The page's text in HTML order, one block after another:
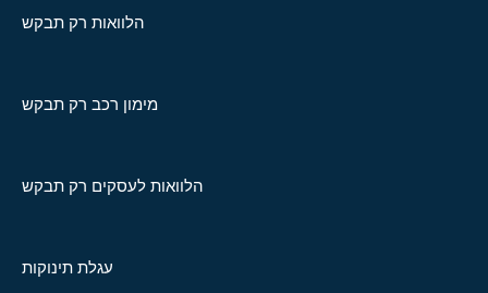
הלוואות רק תבקש
מימון רכב רק תבקש
הלוואות לעסקים רק תבקש
עגלת תינוקות